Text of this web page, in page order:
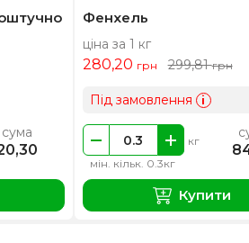
сума
Фенхель
ціна за 1 кг
280,20 грн 299,81грн
Під замовлення i
мін. кільк. 0.3кг
кг
Купити